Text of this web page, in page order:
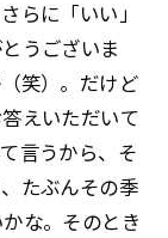
らに「いい」
うございま
笑）。だけど
えいただいて
言うから、そ
たぶんその季
な。そのとき